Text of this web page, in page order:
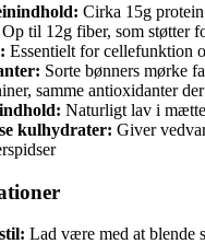
Cirka 15g
Op til 12g fiber, som støtter
Essentielt for cellefunktion
Sorte bønners mørke
samme antioxidanter
Naturligt lav i
kulhydrater: Giver
Lad være med at blende